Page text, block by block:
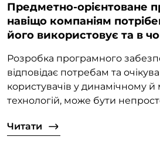
Предметно-орієнтоване
навіщо компаніям
його використовує та в
Розробка програмного
відповідає потребам та
користувачів у динамічному й
технологій, може бути
Читати